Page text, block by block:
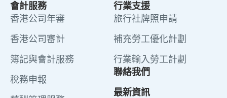
會計服務
香港公司年審
香港公司審計
簿記與會計服務
稅務申報
行業支援
旅行社牌照申請
補充勞工優化計劃
行業輸入勞工計劃
聯絡我們
最新資訊